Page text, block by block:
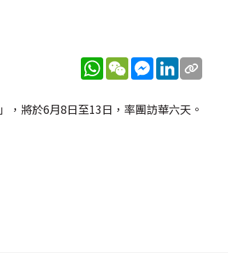
WhatsApp
WeChatMessenger
LinkedIn
，將於6月8日至13日，率團訪華六天。